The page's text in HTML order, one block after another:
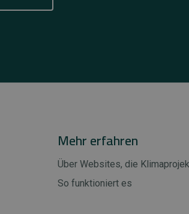
Mehr erfahren
Über Websites, die
So funktioniert es